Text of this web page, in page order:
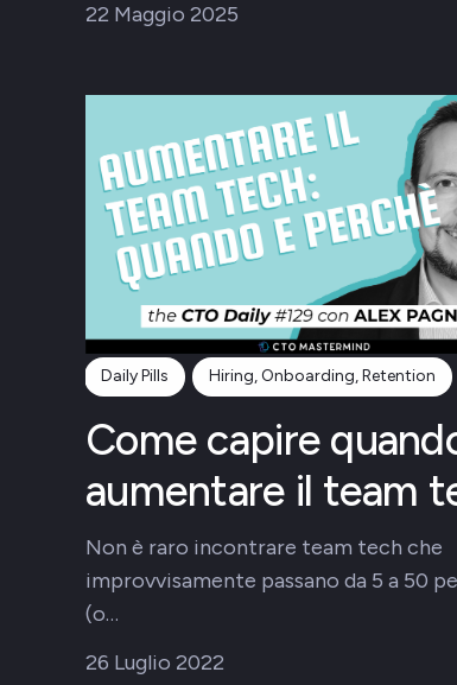
22 Maggio 2025
Daily Pills Hiring, Onboarding, Retention
Come capire
aumentare il team
Non è raro incontrare team tech che
improvvisamente passano da 5 a 50
(o…
26 Luglio 2022